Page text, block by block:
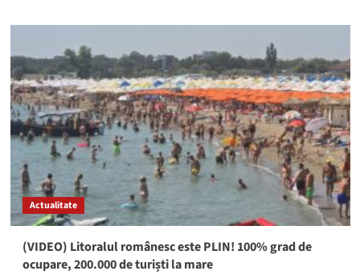
Actualitate
(VIDEO) Litoralul românesc este PLIN! 100% grad de
ocupare, 200.000 de turiști la mare